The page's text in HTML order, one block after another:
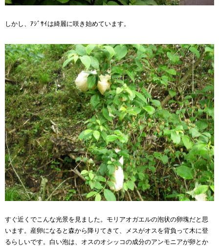
しかし、ｱｼﾞｻｲは綺麗に咲き始めています。
すぐ近くでこんな光景を見ました。モリアオガエルの泡状の卵塊だと思
います。産卵になると森から降りてきて、メスがオスを背負って木に登
るらしいです。白い泡は、オスのオシッコの成分のアンモニアが卵とか